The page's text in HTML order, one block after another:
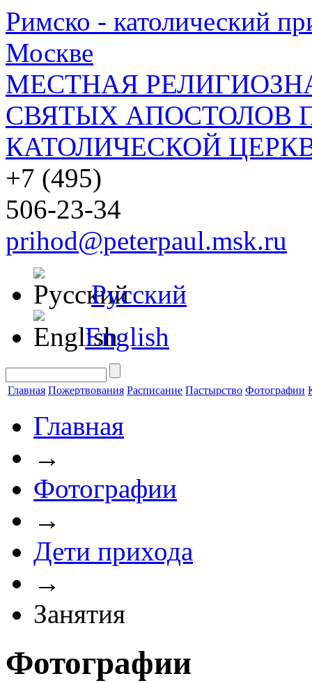
Римско - католический
Москве
МЕСТНАЯ
СВЯТЫХ АПОСТОЛОВ
КАТОЛИЧЕСКОЙ
+7 (495)
506-23-34
prihod@peterpaul.msk.ru
Русский
English
Главная Пожертвования Расписание Пастырство Фотографии
Главная
→
Фотографии
→
Дети прихода
→
Занятия
Фотографии